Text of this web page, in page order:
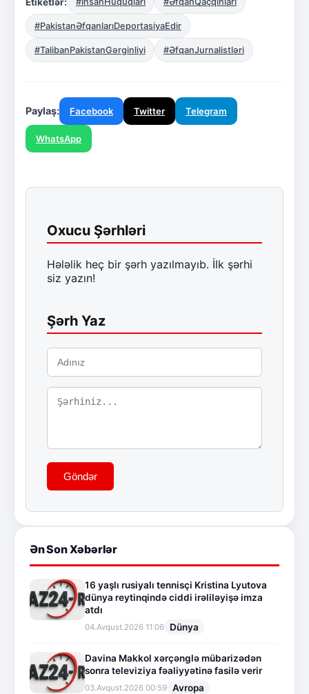
#PakistanƏfqanlarıDeportasiyaEdir
#TalibanPakistanGərginliyi #ƏfqanJurnalistləri
Paylaş: Facebook Twitter Telegram
WhatsApp
Oxucu Şərhləri
Hələlik heç bir şərh yazılmayıb. İlk şərhi
siz yazın!
Şərh Yaz
Göndər
Ən Son Xəbərlər
16 yaşlı rusiyalı tennisçi Kristina Lyutova
dünya reytinqində ciddi irəliləyişə imza
atdı
04.Avqust.2026 11:06 Dünya
Davina Makkol xərçənglə mübarizədən
sonra televiziya fəaliyyətinə fasilə verir
03.Avqust.2026 00:59 Avropa